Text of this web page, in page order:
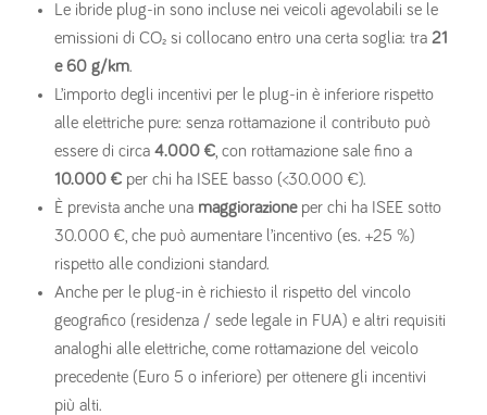
Le ibride plug-in sono incluse nei veicoli agevolabili se le
emissioni di CO₂ si collocano entro una certa soglia: tra 21
e 60 g/km.
L’importo degli incentivi per le plug-in è inferiore rispetto
alle elettriche pure: senza rottamazione il contributo può
essere di circa 4.000 € , con rottamazione sale fino a
10.000 € per chi ha ISEE basso (<30.000 €). ‎
È prevista anche una maggiorazioneper chi ha ISEE sotto
30.000 €, che può aumentare l’incentivo (es. +25 %)
rispetto alle condizioni standard.
Anche per le plug-in è richiesto il rispetto del vincolo
geografico (residenza / sede legale in FUA) e altri requisiti
analoghi alle elettriche, come rottamazione del veicolo
precedente (Euro 5 o inferiore) per ottenere gli incentivi
più alti.